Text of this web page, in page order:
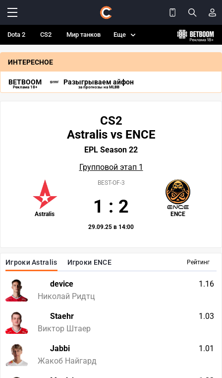
Dota 2 CS2 Мир танков Еще
ИНТЕРЕСНОЕ
BETBOOM
Реклама 18+
Разыгрываем айфон
за прогнозы на MLBB
Рейтинг
Игроки Astralis Игроки ENCE
device
Николай Ридтц
1.16
Staehr
Виктор Штаер
1.03
Jabbi
Жакоб Найгард
1.01
CS2
Astralis vs ENCE
EPL Season 22
Групповой этап 1
Astralis ENCE
BEST-OF-3
1 : 2
29.09.25 в 14:00